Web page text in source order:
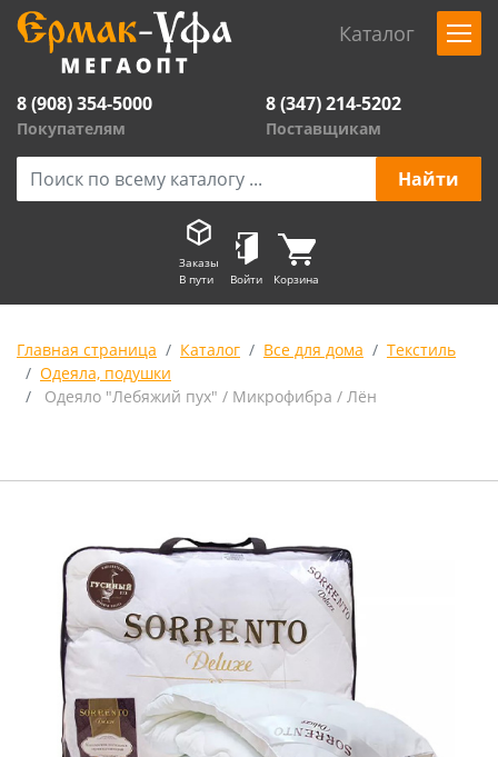
Каталог
8 (908) 354-5000
Покупателям
8 (347) 214-5202
Поставщикам
Заказы
В пути
Войти Корзина
Главная страница Каталог Все для дома
Текстиль
Одеяла, подушки
Одеяло "Лебяжий пух" / Микрофибра / Лён